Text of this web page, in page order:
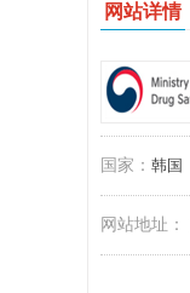
网站详情
国家： 韩国
网站地址：